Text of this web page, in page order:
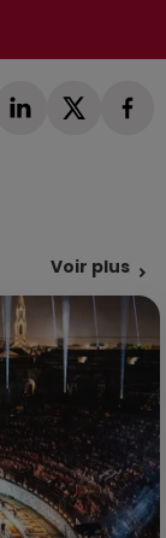
Voir plus